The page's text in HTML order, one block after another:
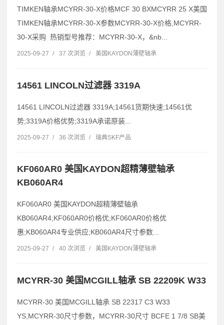
TIMKEN轴承MCYRR-30-X价格MCF 30 BXMCYRR 25 X美国
TIMKEN轴承MCYRR-30-X参数MCYRR-30-X价格,MCYRR-
30-X采购 热销型号推荐：MCYRR-30-X，&nb...
2025-09-27 / 37 次浏览 / 美国KAYDON薄壁轴承
14561 LINCOLN过滤器 3319A
14561 LINCOLN过滤器 3319A;14561货期快速;14561优
势;3319A价格优势;3319A承诺原装...
2025-09-27 / 36 次浏览 / 瑞典SKF产品
KF060AR0 美国KAYDON超精薄壁轴承
KB060AR4
KF060AR0 美国KAYDON超精薄壁轴承
KB060AR4;KF060AR0价格优;KF060AR0价格优
惠;KB060AR4专业供应;KB060AR4尺寸参数...
2025-09-27 / 40 次浏览 / 美国KAYDON薄壁轴承
MCYRR-30 美国MCGILL轴承 SB 22209K W33
MCYRR-30 美国MCGILL轴承 SB 22317 C3 W33
YS,MCYRR-30尺寸参数，MCYRR-30尺寸 BCFE 1 7/8 SB美